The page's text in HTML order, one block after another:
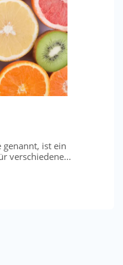
genannt, ist ein
verschiedene...